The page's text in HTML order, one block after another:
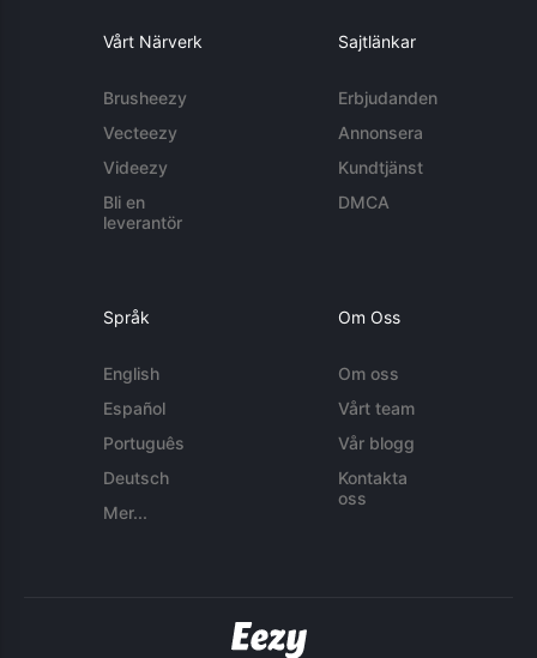
Vårt Närverk
Brusheezy
Vecteezy
Videezy
Bli en
leverantör
Sajtlänkar
Erbjudanden
Annonsera
Kundtjänst
DMCA
Språk
English
Español
Português
Deutsch
Mer...
Om Oss
Om oss
Vårt team
Vår blogg
Kontakta
oss